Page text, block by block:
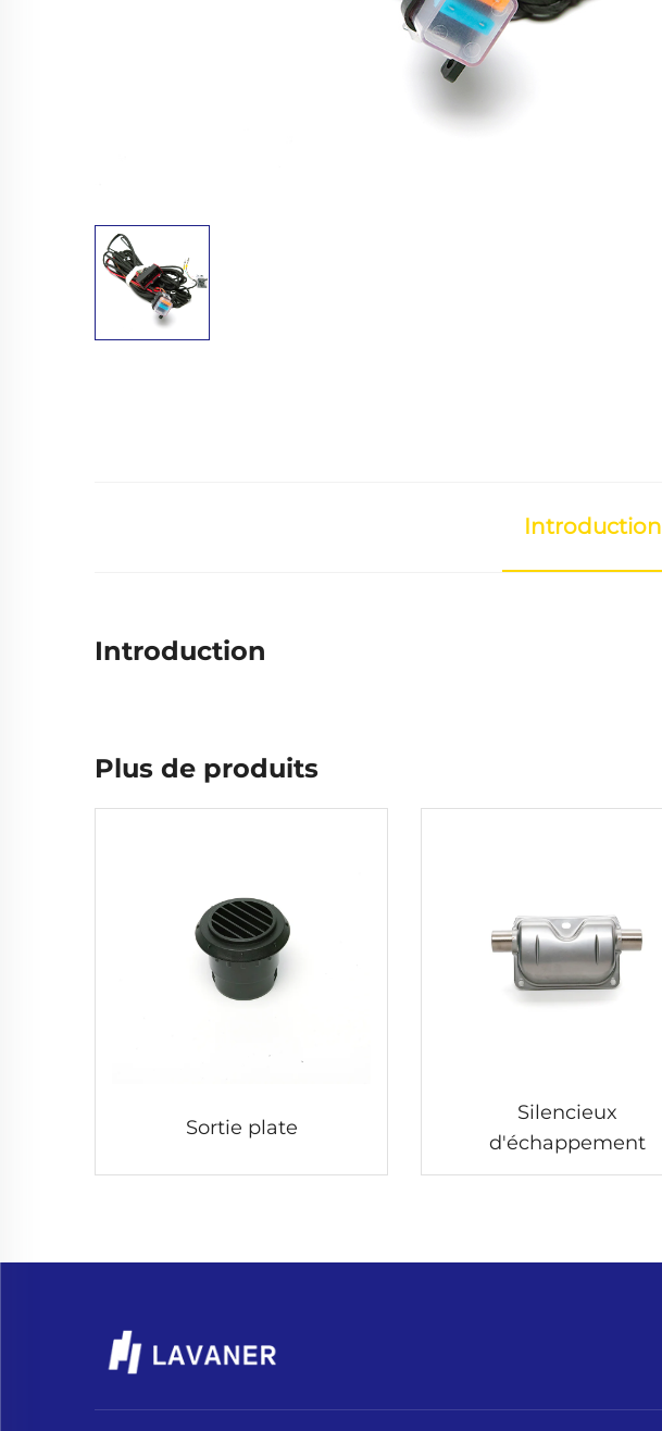
Introduction
Introduction
Plus de produits
Sortie plate
Silencieux
d'échappement